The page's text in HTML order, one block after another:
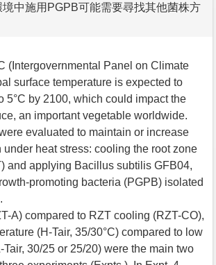
中施用PGPB可能需要尋找其他菌株方
(Intergovernmental Panel on Climate
surface temperature is expected to
5°C by 2100, which could impact the
an important vegetable worldwide.
evaluated to maintain or increase
under heat stress: cooling the root zone
and applying Bacillus subtilis GFB04,
promoting bacteria (PGPB) isolated
A) compared to RZT cooling (RZT-CO),
(H-Tair, 35/30°C) compared to low
Tair, 30/25 or 25/20) were the main two